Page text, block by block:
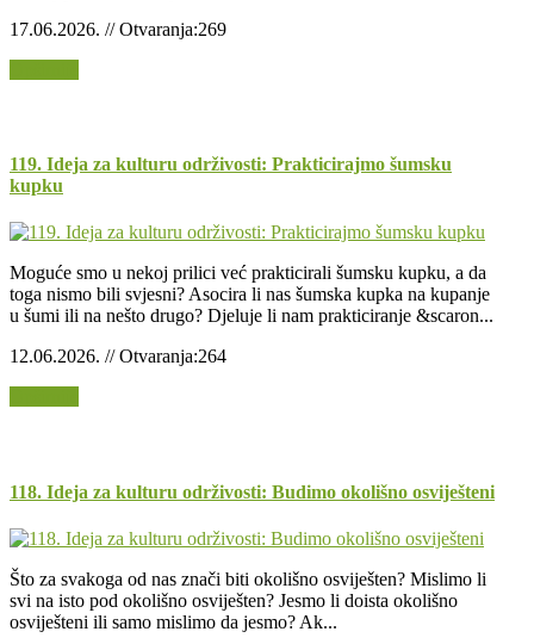
17.06.2026. // Otvaranja:269
119. Ideja za kulturu održivosti: Prakticirajmo šumsku
kupku
Moguće smo u nekoj prilici već prakticirali šumsku kupku, a da
toga nismo bili svjesni? Asocira li nas šumska kupka na kupanje
u šumi ili na nešto drugo? Djeluje li nam prakticiranje &scaron...
12.06.2026. // Otvaranja:264
118. Ideja za kulturu održivosti: Budimo okolišno osviješteni
Što za svakoga od nas znači biti okolišno osviješten? Mislimo li
svi na isto pod okolišno osviješten? Jesmo li doista okolišno
osviješteni ili samo mislimo da jesmo? Ak...